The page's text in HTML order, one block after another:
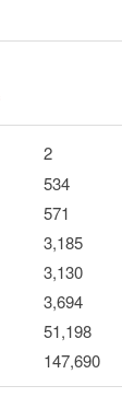
2
534
571
3,185
3,130
3,694
51,198
147,690